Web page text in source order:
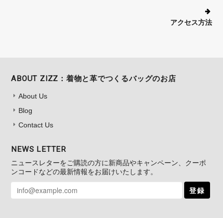
とうございます！長く続けていると、い
かけのお供として使ってやってくださ
スマホショルダー【トラッド】 NO.228
2025/06/04
妻の還暦の誕生日プレゼントをきれいにラッピングして頂きありがと
うございます。中の携帯ケースも凄く感じも良く大変気にいっている
アクセス方法
ABOUT ZIZZ：着物と革でつくるバッグのお店
About Us
Blog
Contact Us
NEWS LETTER
ニュースレターをご購読の方に新商品やキャンペーン、クーポ
ンコードなどの最新情報をお届けいたします。
登録